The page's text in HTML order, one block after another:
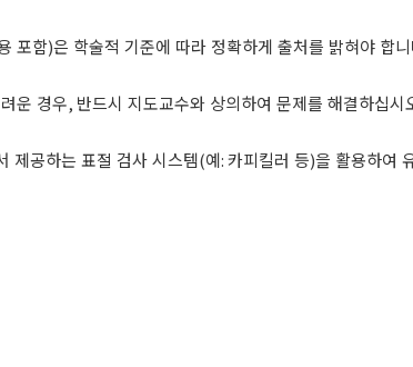
포함)은 학술적 기준에 따라 정확하게 출처를 밝혀야 합
운 경우, 반드시 지도교수와 상의하여 문제를 해결하십시
제공하는 표절 검사 시스템(예:카피킬러 등)을 활용하여